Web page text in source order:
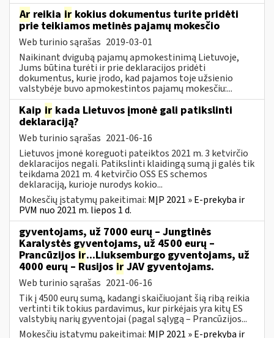
Ar reikia ir kokius dokumentus turite pridėti
prie teikiamos metinės pajamų mokesčio
Web turinio sąrašas 2019-03-01
Naikinant dvigubą pajamų apmokestinimą Lietuvoje,
Jums būtina turėti ir prie deklaracijos pridėti
dokumentus, kurie įrodo, kad pajamos toje užsienio
valstybėje buvo apmokestintos pajamų mokesčiu:...
Kaip ir kada Lietuvos įmonė gali patikslinti
deklaraciją?
Web turinio sąrašas 2021-06-16
Lietuvos įmonė koreguoti pateiktos 2021 m. 3 ketvirčio
deklaracijos negali. Patikslinti klaidingą sumą ji galės tik
teikdama 2021 m. 4 ketvirčio OSS ES schemos
deklaraciją, kurioje nurodys kokio...
Mokesčių įstatymų pakeitimai: MĮP 2021 » E-prekyba ir
PVM nuo 2021 m. liepos 1 d.
gyventojams, už 7000 eurų – Jungtinės
Karalystės gyventojams, už 4500 eurų –
Prancūzijos ir...Liuksemburgo gyventojams, už
4000 eurų – Rusijos ir JAV gyventojams.
Web turinio sąrašas 2021-06-16
Tik į 4500 eurų sumą, kadangi skaičiuojant šią ribą reikia
vertinti tik tokius pardavimus, kur pirkėjais yra kitų ES
valstybių narių gyventojai (pagal sąlygą – Prancūzijos...
Mokesčių įstatymų pakeitimai: MĮP 2021 » E-prekyba ir